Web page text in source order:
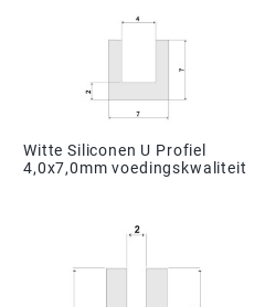
Witte Siliconen U Profiel
4,0x7,0mm voedingskwaliteit